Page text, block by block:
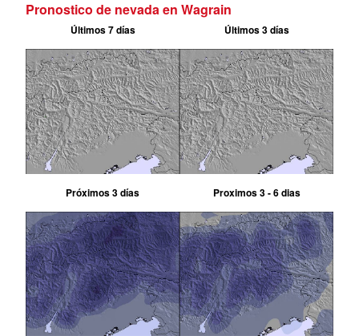
Pronostico de nevada en Wagrain
Últimos 7 días Últimos 3 días
Próximos 3 días Proximos 3 - 6 dias